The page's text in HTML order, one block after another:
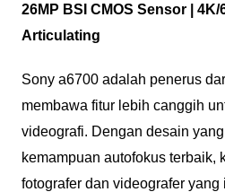
26MP BSI CMOS Sensor |
Articulating
Sony a6700 adalah penerus
membawa fitur lebih canggih
videografi. Dengan desain
kemampuan autofokus terbaik,
fotografer dan videografer